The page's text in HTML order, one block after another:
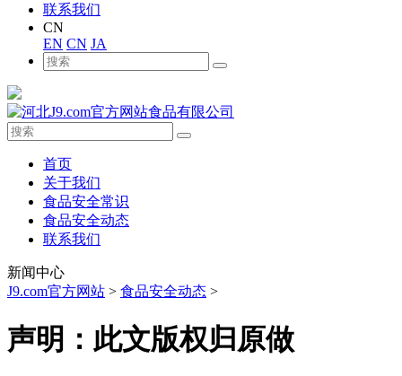
联系我们
CN
EN CN JA
首页
关于我们
食品安全常识
食品安全动态
联系我们
新闻中心
J9.com官方网站 > 食品安全动态 >
声明：此文版权归原做